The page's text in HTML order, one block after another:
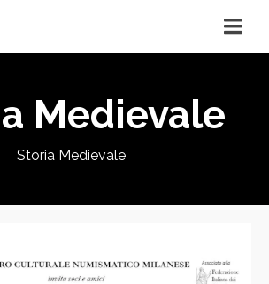
Medievale
Storia Medievale